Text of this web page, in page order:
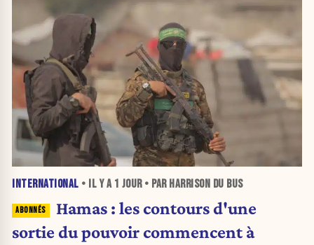
INTERNATIONAL • IL Y A 1 JOUR• PAR HARRISON DU BUS
Hamas : les contours d'une
sortie du pouvoir commencent à